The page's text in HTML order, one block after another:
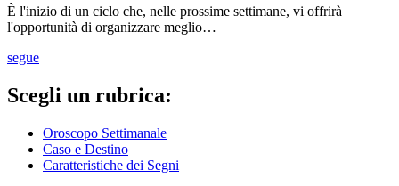
È l'inizio di un ciclo che, nelle prossime settimane, vi offrirà
l'opportunità di organizzare meglio…
segue
Scegli un rubrica:
Oroscopo Settimanale
Caso e Destino
Caratteristiche dei Segni